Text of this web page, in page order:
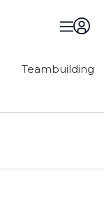
Teambuilding